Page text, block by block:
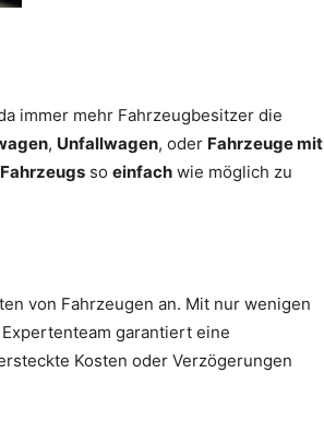
immer mehr Fahrzeugbesitzer die
, Unfallwagen, oder Fahrzeuge mit
so einfach wie möglich zu
von Fahrzeugen an. Mit nur wenigen
garantiert eine
Kosten oder Verzögerungen